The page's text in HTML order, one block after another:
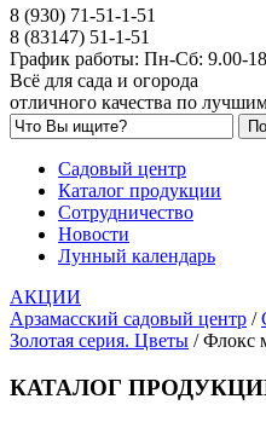
8 (930) 71-51-1-51
8 (83147) 51-1-51
График работы: Пн-Сб: 9.00-
Всё для сада и огорода
отличного качества по
Садовый центр
Каталог продукции
Сотрудничество
Новости
Лунный календарь
АКЦИИ
Арзамасский садовый центр /
Золотая серия. Цветы /Флокс
КАТАЛОГ